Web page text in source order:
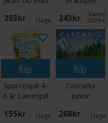
6293 SEK I lager: 1243 SEK 2026-
Köp
Spørrespill 4-
6 år Lærespill
155 SEK I lager: 1
Köp
Cascadia
Junior
Svensk
268 SEK I